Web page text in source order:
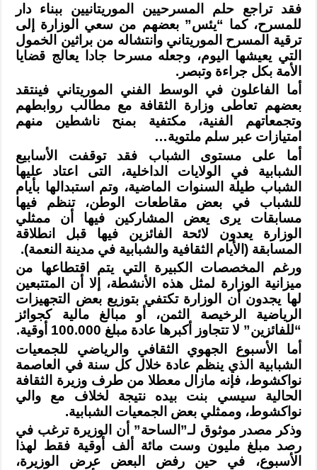
فقد تراجع حلم المسرحيين الموريتانيين ببناء دار
للمسرح، كما “يئس” بعضهم من سعي
الوزارة إلى
ترقية المسرح الموريتاني وانتشاله من براثين الخمول
التي يعيشها اليوم، وجعله مسرحا جادا يعالج قضايا
الأمة بكل جراءة وتبصر .
أما الفاعلون في الوسط الفني الموريتاني فينتقد
بعضهم تعاطى وزارة الثقافة مع مطالب روابطهم
وتجمعاتهم الفنية، مكتفية بمنح ناشطين منهم
امتيازات عبر سلم ملتوية…
أما على مستوى الشباب فقد توقفت الأسابيع
الشبابية في الولايات الداخلية، التى
اعتاد عليها
الشباب طيلة السنوات الماضية، وتم استبدالها بأيام
للشباب في بعض
مقاطعات الوطن، تنظم فيها
مسابقات يرى يعض المشاركين فيها أن ممثلي
الوزارة يعدون
لائحة الفائزين فيها قبل انطلاقة
المسابقة (الأيام الثقافية والشبابية في مدينة النعمة).
ورغم المخصصات الكبيرة التي يتم اقتطاعها من
ميزانية الوزارة لمثل هذه الأنشطة،
إلا أن المتتبعين
لها يجدون أن الوزارة تكتفي بتوزيع بعض التجهيزات
الرياضية
الرخيصة الثمن، أو مبالغ مالية كجوائز
“للفائزين” لا تتجاوز أكبرها عادة مبلغ
أوقية.
أما الأسبوع الجهوي الثقافي والرياضي للجمعيات
الشبابية الذي ينظم عادة خلال كل سنة في العاصمة
نواكشوط، فإنه مازال معطلا من طرف وزيرة الثقافة
الحالية سيسي بنت
بيده نتيجة لخلاف مع والي
نواكشوط، وممثلي بعض الجمعيات الشبابية.
وذكر مصدر موثوق لـ”الساحة” أن الوزيرة ترغب في
رصد مبلغ مليون وست مائة ألف
أوقية فقط لهذا
الأسبوع، في حين رفض البعض عرض الوزيرة،